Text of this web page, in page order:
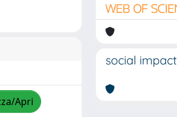
Apri
social impact